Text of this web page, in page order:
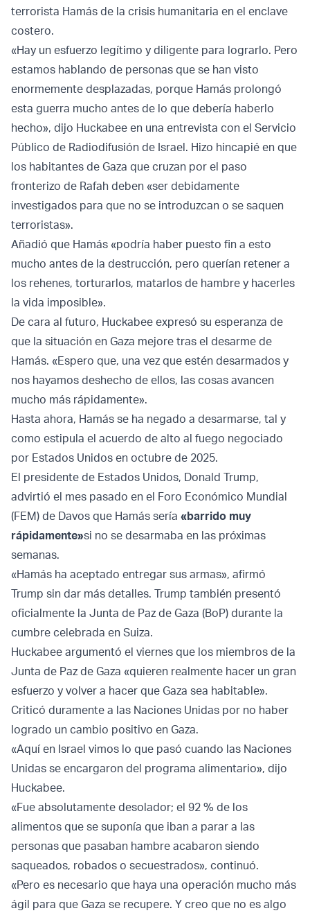
terrorista Hamás de la crisis humanitaria en el enclave
costero.
«Hay un esfuerzo legítimo y diligente para lograrlo. Pero
estamos hablando de personas que se han visto
enormemente desplazadas, porque Hamás prolongó
esta guerra mucho antes de lo que debería haberlo
hecho», dijo Huckabee en una entrevista con el Servicio
Público de Radiodifusión de Israel. Hizo hincapié en que
los habitantes de Gaza que cruzan por el paso
fronterizo de Rafah deben «ser debidamente
investigados para que no se introduzcan o se saquen
terroristas».
Añadió que Hamás «podría haber puesto fin a esto
mucho antes de la destrucción, pero querían retener a
los rehenes, torturarlos, matarlos de hambre y hacerles
la vida imposible».
De cara al futuro, Huckabee expresó su esperanza de
que la situación en Gaza mejore tras el desarme de
Hamás. «Espero que, una vez que estén desarmados y
nos hayamos deshecho de ellos, las cosas avancen
mucho más rápidamente».
Hasta ahora, Hamás se ha negado a desarmarse, tal y
como estipula el acuerdo de alto al fuego negociado
por Estados Unidos en octubre de 2025.
El presidente de Estados Unidos, Donald Trump,
advirtió el mes pasado en el Foro Económico Mundial
(FEM) de Davos que Hamás sería «barrido muy
rápidamente»si no se desarmaba en las próximas
semanas.
«Hamás ha aceptado entregar sus armas», afirmó
Trump sin dar más detalles. Trump también presentó
oficialmente la Junta de Paz de Gaza (BoP) durante la
cumbre celebrada en Suiza.
Huckabee argumentó el viernes que los miembros de la
Junta de Paz de Gaza «quieren realmente hacer un gran
esfuerzo y volver a hacer que Gaza sea habitable».
Criticó duramente a las Naciones Unidas por no haber
logrado un cambio positivo en Gaza.
«Aquí en Israel vimos lo que pasó cuando las Naciones
Unidas se encargaron del programa alimentario», dijo
Huckabee.
«Fue absolutamente desolador; el 92 % de los
alimentos que se suponía que iban a parar a las
personas que pasaban hambre acabaron siendo
saqueados, robados o secuestrados», continuó.
«Pero es necesario que haya una operación mucho más
ágil para que Gaza se recupere. Y creo que no es algo